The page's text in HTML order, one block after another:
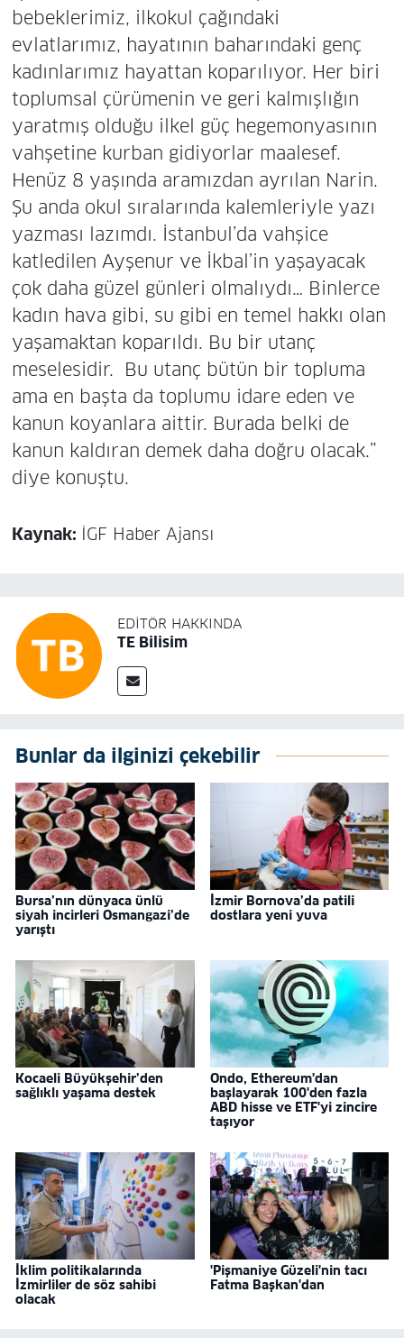
bebeklerimiz, ilkokul çağındaki
evlatlarımız, hayatının baharındaki genç
kadınlarımız hayattan koparılıyor. Her biri
toplumsal çürümenin ve geri kalmışlığın
yaratmış olduğu ilkel güç hegemonyasının
vahşetine kurban gidiyorlar maalesef.
Henüz 8 yaşında aramızdan ayrılan Narin.
Şu anda okul sıralarında kalemleriyle yazı
yazması lazımdı. İstanbul’da vahşice
katledilen Ayşenur ve İkbal’in yaşayacak
çok daha güzel günleri olmalıydı… Binlerce
kadın hava gibi, su gibi en temel hakkı olan
yaşamaktan koparıldı. Bu bir utanç
meselesidir. Bu utanç bütün bir topluma
ama en başta da toplumu idare eden ve
kanun koyanlara aittir. Burada belki de
kanun kaldıran demek daha doğru olacak.”
diye konuştu.
Kaynak: İGF Haber Ajansı
EDITÖR HAKKINDA
TE Bilisim
Bunlar da ilginizi çekebilir
Bursa’nın dünyaca ünlü
siyah incirleri Osmangazi’de
yarıştı
İzmir Bornova’da patili
dostlara yeni yuva
Kocaeli Büyükşehir’den
sağlıklı yaşama destek
Ondo, Ethereum'dan
başlayarak 100'den fazla
ABD hisse ve ETF'yi zincire
taşıyor
İklim politikalarında
İzmirliler de söz sahibi
olacak
'Pişmaniye Güzeli'nin tacı
Fatma Başkan'dan